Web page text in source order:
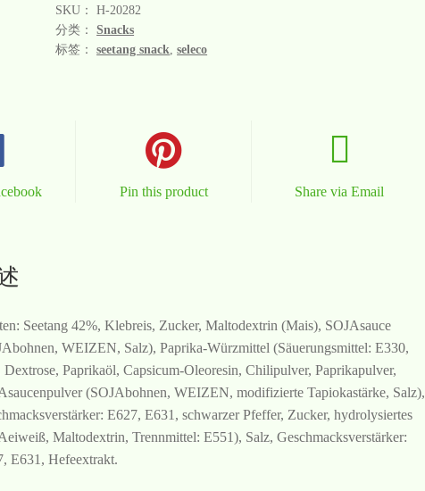
SKU：H-20282
分类：Snacks
标签：seetang snack ,seleco
Pin this product Share via Email
Seetang 42%, Klebreis, Zucker, Maltodextrin (Mais), SOJAsauce
WEIZEN, Salz), Paprika-Würzmittel (Säuerungsmittel: E330,
Dextrose, Paprikaöl, Capsicum-Oleoresin, Chilipulver, Paprikapulver,
(SOJAbohnen, WEIZEN, modifizierte Tapiokastärke, Salz),
E627, E631, schwarzer Pfeffer, Zucker, hydrolysiertes
Maltodextrin, Trennmittel: E551), Salz, Geschmacksverstärker:
E631, Hefeextrakt.